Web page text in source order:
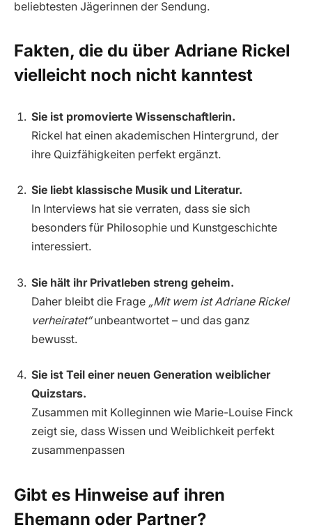
beliebtesten Jägerinnen der Sendung.
Fakten, die du über Adriane Rickel
vielleicht noch nicht kanntest
Sie ist promovierte Wissenschaftlerin.
Rickel hat einen akademischen Hintergrund, der
ihre Quizfähigkeiten perfekt ergänzt.
Sie liebt klassische Musik und Literatur.
In Interviews hat sie verraten, dass sie sich
besonders für Philosophie und Kunstgeschichte
interessiert.
Sie hält ihr Privatleben streng geheim.
Daher bleibt die Frage „Mit wem ist Adriane Rickel
verheiratet“unbeantwortet – und das ganz
bewusst.
Sie ist Teil einer neuen Generation weiblicher
Quizstars.
Zusammen mit Kolleginnen wie Marie-Louise Finck
zeigt sie, dass Wissen und Weiblichkeit perfekt
zusammenpassen
Gibt es Hinweise auf ihren
Ehemann oder Partner?